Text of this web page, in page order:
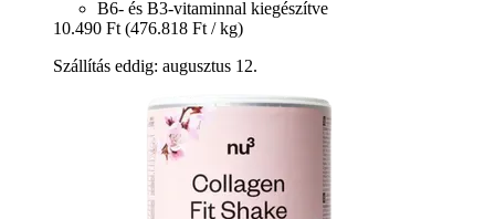
B6- és B3-vitaminnal kiegészítve
10.490 Ft (476.818 Ft / kg)
Szállítás eddig: augusztus 12.